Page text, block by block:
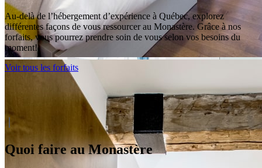
Au-delà de l’hébergement d’expérience à Québec, explorez
différentes façons de vous ressourcer au Monastère. Grâce à nos
forfaits, vous pourrez prendre soin de vous selon vos besoins du
moment!
Voir tous les forfaits
Quoi faire au Monastère